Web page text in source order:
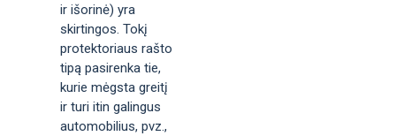
ir išorinė) yra
skirtingos. Tokį
protektoriaus rašto
tipą pasirenka tie,
kurie mėgsta greitį
ir turi itin galingus
automobilius, pvz.,